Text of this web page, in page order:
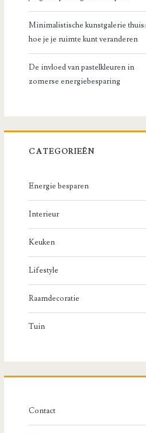
Minimalistische kunstgalerie thuis:
hoe je je ruimte kunt veranderen
De invloed van pastelkleuren in
zomerse energiebesparing
CATEGORIEËN
Energie besparen
Interieur
Keuken
Lifestyle
Raamdecoratie
Tuin
Contact